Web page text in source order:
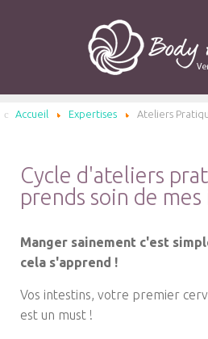
Accueil Expertises Ateliers
Cycle d'ateliers
prends soin de
Manger sainement c'est
cela s'apprend !
Vos intestins, votre premier
est un must !